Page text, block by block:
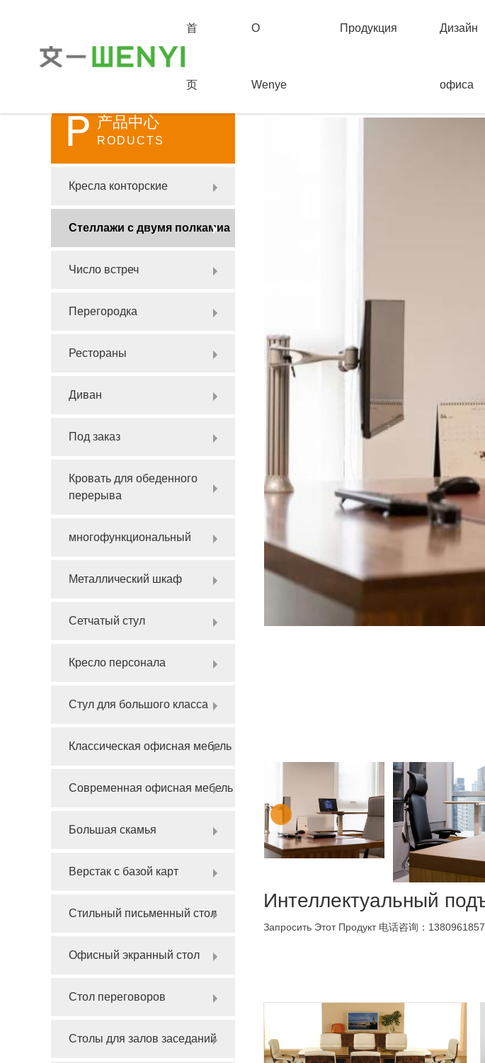
首
页
О
Wenye
Продукция Дизайн
офиса
P 产品中心
RODUCTS
Кресла конторские
Стеллажи с двумя полкамиa
Число встреч
Перегородка
Рестораны
Диван
Под заказ
Кровать для обеденного
перерыва
многофункциональный
Металлический шкаф
Сетчатый стул
Кресло персонала
Стул для большого класса
Классическая офисная мебель
Современная офисная мебель
Большая скамья
Верстак с базой карт
Стильный письменный стол
Офисный экранный стол
Стол переговоров
Столы для залов заседаний
Интеллектуальный
Запросить Этот Продукт 电话咨询：